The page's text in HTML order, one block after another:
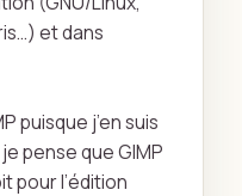
et dans
puisque j’en suis
pense que GIMP
pour l’édition